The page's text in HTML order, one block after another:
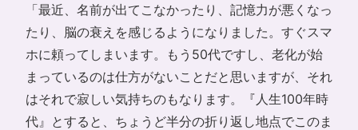
「最近、名前が出てこなかったり、記憶力が悪くなっ
たり、脳の衰えを感じるようになりました。すぐスマ
ホに頼ってしまいます。もう50代ですし、老化が始
まっているのは仕方がないことだと思いますが、それ
はそれで寂しい気持ちのもなります。『人生100年時
代』とすると、ちょうど半分の折り返し地点でこのま